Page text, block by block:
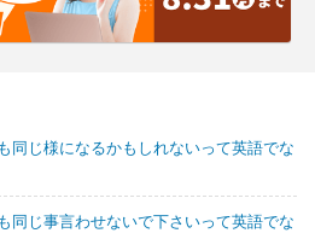
同じ様になるかもしれないって英語でな
同じ事言わせないで下さいって英語でな